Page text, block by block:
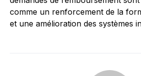
comme un renforcement de la
et une amélioration des systèmes